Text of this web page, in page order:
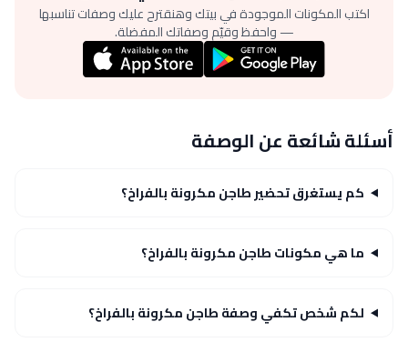
اكتب المكونات الموجودة في بيتك وهنقترح عليك وصفات تناسبها
— واحفظ وقيّم وصفاتك المفضلة.
أسئلة شائعة عن الوصفة
كم يستغرق تحضير طاجن مكرونة بالفراخ؟
ما هي مكونات طاجن مكرونة بالفراخ؟
لكم شخص تكفي وصفة طاجن مكرونة بالفراخ؟